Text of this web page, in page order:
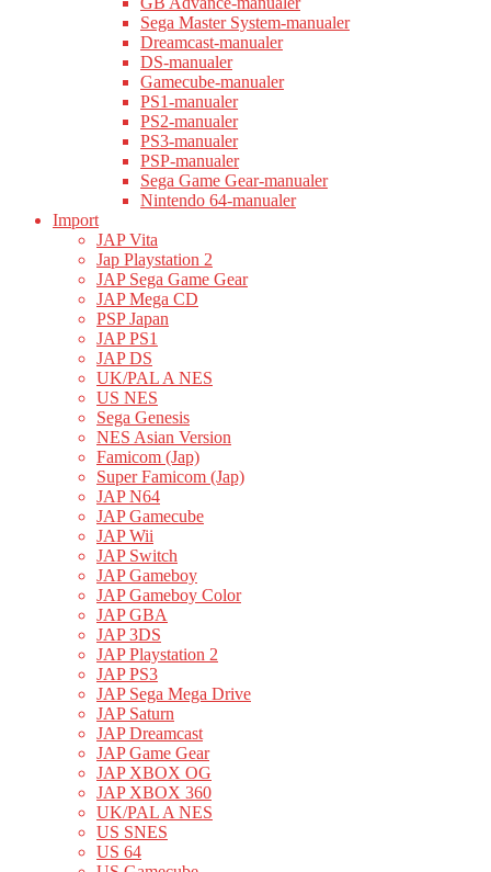
Sega Master System-manualer
Dreamcast-manualer
DS-manualer
Gamecube-manualer
PS1-manualer
PS2-manualer
PS3-manualer
PSP-manualer
Sega Game Gear-manualer
Nintendo 64-manualer
Import
JAP Vita
Jap Playstation 2
JAP Sega Game Gear
JAP Mega CD
PSP Japan
JAP PS1
JAP DS
UK/PAL A NES
US NES
Sega Genesis
NES Asian Version
Famicom (Jap)
Super Famicom (Jap)
JAP N64
JAP Gamecube
JAP Wii
JAP Switch
JAP Gameboy
JAP Gameboy Color
JAP GBA
JAP 3DS
JAP Playstation 2
JAP PS3
JAP Sega Mega Drive
JAP Saturn
JAP Dreamcast
JAP Game Gear
JAP XBOX OG
JAP XBOX 360
UK/PAL A NES
US SNES
US 64